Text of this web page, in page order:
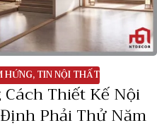
HỨNG,TIN NỘI THẤT
Thiết Kế Nội
Phải Thử Năm